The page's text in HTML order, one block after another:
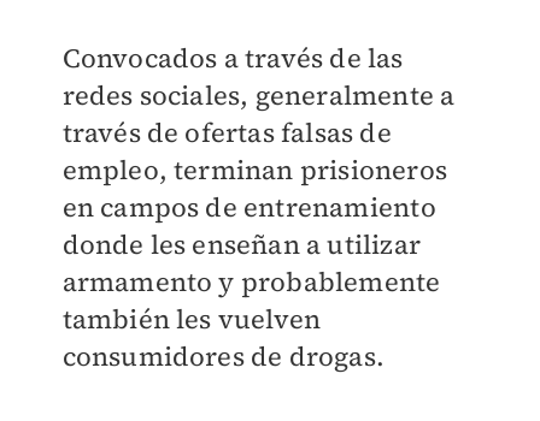
Convocados a través de las
redes sociales, generalmente a
través de ofertas falsas de
empleo, terminan prisioneros
en campos de entrenamiento
donde les enseñan a utilizar
armamento y probablemente
también les vuelven
consumidores de drogas.